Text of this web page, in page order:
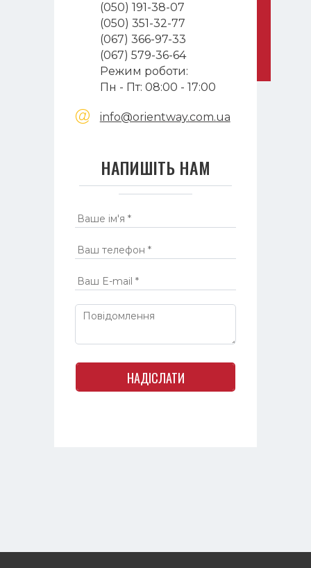
(050) 191-38-07
(050) 351-32-77
(067) 366-97-33
(067) 579-36-64
Режим роботи:
Пн - Пт: 08:00 - 17:00
info@orientway.com.ua
НАПИШІТЬ НАМ
НАДІСЛАТИ